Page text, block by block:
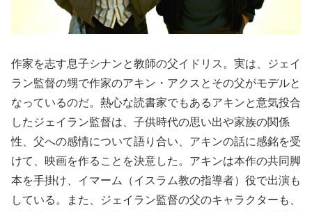
作家を志す息子シナンと教師の父イドリス。実は、ジェイ
ラン監督の甥で作家のアキン・アクスとその父がモデルと
なっているのだ。熱心な読書家でもあるアキンと意気投合
したジェイラン監督は、子供時代の思い出や家族の関係
性、父への感情について語り合い、アキンの話に感銘を受
けて、映画を作ることを決意した。アキンは本作の共同脚
本を手掛け、イマーム（イスラム教の指導者）役で出演も
している。また、ジェイラン監督の父のキャラクターも、